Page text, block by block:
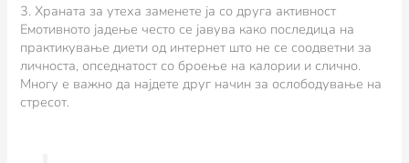
3. Храната за утеха заменете ја со друга активност
Емотивното јадење често се јавува како последица на
практикување диети од интернет што не се соодветни за
личноста, опседнатост со броење на калории и слично.
Многу е важно да најдете друг начин за ослободување на
стресот.